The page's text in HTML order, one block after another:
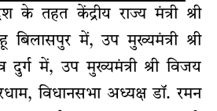
के तहत केंद्रीय राज्य मंत्री श्री
बिलासपुर में, उप मुख्यमंत्री श्री
में, उप मुख्यमंत्री श्री विजय
विधानसभा अध्यक्ष डॉ. रमन